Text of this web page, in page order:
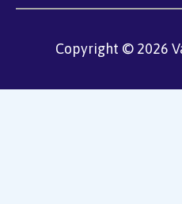
Copyright © 2026